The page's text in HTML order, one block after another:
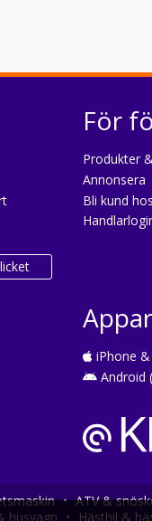
För
Produkter
Annonsera
Bli kund
Appar
iPhone
Android
• ATV &
husvagn • Hästbil &